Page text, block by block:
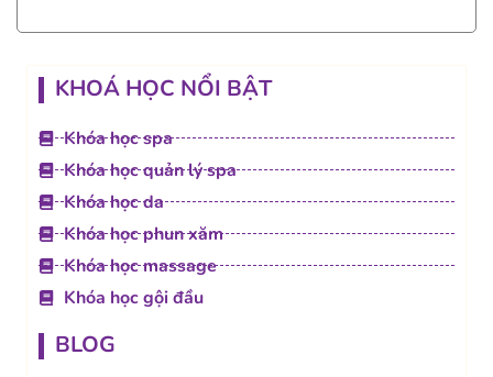
KHOÁ HỌC NỔI BẬT
Khóa học spa
Khóa học quản lý spa
Khóa học da
Khóa học phun xăm
Khóa học massage
Khóa học gội đầu
BLOG